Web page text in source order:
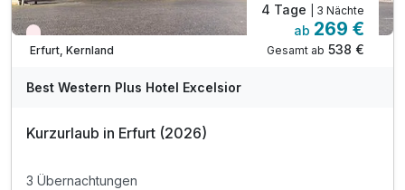
Nur noch Restplätze
Erfurt, Kernland
4 Tage | 3 Nächte
ab 269 €
Gesamt ab 538 €
Best Western Plus Hotel Excelsior
Kurzurlaub in Erfurt (2026)
3 Übernachtungen